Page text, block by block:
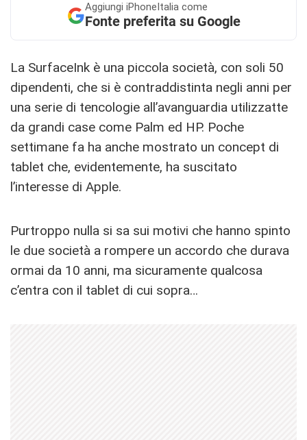
Aggiungi iPhoneItalia come
Fonte preferita su Google
La SurfaceInk è una piccola società, con soli 50
dipendenti, che si è contraddistinta negli anni per
una serie di tencologie all’avanguardia utilizzatte
da grandi case come Palm ed HP. Poche
settimane fa ha anche mostrato un concept di
tablet che, evidentemente, ha suscitato
l’interesse di Apple.
Purtroppo nulla si sa sui motivi che hanno spinto
le due società a rompere un accordo che durava
ormai da 10 anni, ma sicuramente qualcosa
c’entra con il tablet di cui sopra…